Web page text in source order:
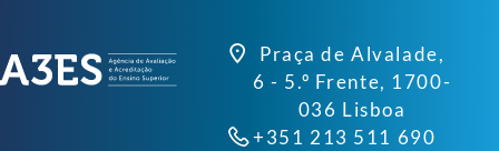
Praça de Alvalade,
6 - 5.º Frente, 1700-
036 Lisboa
+351 213 511 690